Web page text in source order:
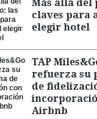
Más allá del
claves para
elegir hotel
TAP
refuerza su
de
Airbnb